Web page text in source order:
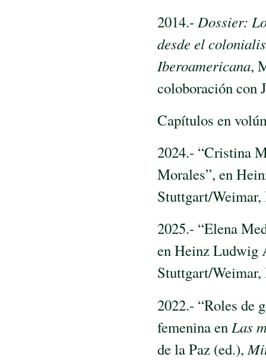
2014.- Dossier:
desde el
Iberoamericana,
coloboración con
Capítulos en
2024.- “Cristina
Morales”, en
Stuttgart/
2025.- “Elena
en Heinz Ludwig
Stuttgart/
2022.- “Roles de
femenina enLas
de la Paz (ed.),